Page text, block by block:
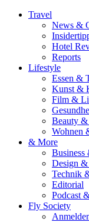
Travel
News &
Hotel
Reports
Lifestyle
Essen &
Kunst &
Film &
Beauty &
Wohnen
& More
Business
Design
Technik
Editorial
Podcast
Fly Society